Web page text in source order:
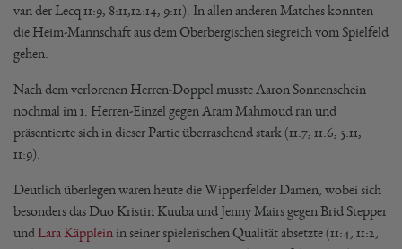
van der Lecq 11:9, 8:11,12:14, 9:11). In allen anderen Matches konnten
die Heim-Mannschaft aus dem Oberbergischen siegreich vom Spielfeld
gehen.
Nach dem verlorenen Herren-Doppel musste Aaron Sonnenschein
nochmal im 1. Herren-Einzel gegen Aram Mahmoud ran und
präsentierte sich in dieser Partie überraschend stark (11:7, 11:6, 5:11,
11:9).
Deutlich überlegen waren heute die Wipperfelder Damen, wobei sich
besonders das Duo Kristin Kuuba und Jenny Mairs gegen Brid Stepper
und Lara Käpplein in seiner spielerischen Qualität absetzte (11:4, 11:2,